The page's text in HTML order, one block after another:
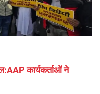
कार्यकर्ताओं ने